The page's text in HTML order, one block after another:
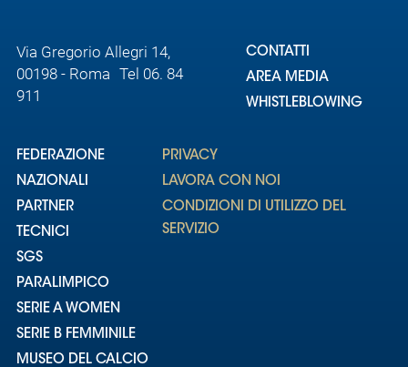
Via Gregorio Allegri 14,
00198 - Roma Tel 06. 84
911
CONTATTI
AREA MEDIA
WHISTLEBLOWING
FEDERAZIONE
NAZIONALI
PARTNER
TECNICI
SGS
PARALIMPICO
SERIE A WOMEN
SERIE B FEMMINILE
MUSEO DEL CALCIO
PRIVACY
LAVORA CON NOI
CONDIZIONI DI UTILIZZO DEL
SERVIZIO